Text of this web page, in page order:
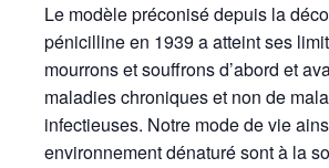
Le modèle préconisé depuis la
pénicilline en 1939 a atteint ses
mourrons et souffrons d’abord et
maladies chroniques et non de
infectieuses. Notre mode de vie
environnement dénaturé sont à la